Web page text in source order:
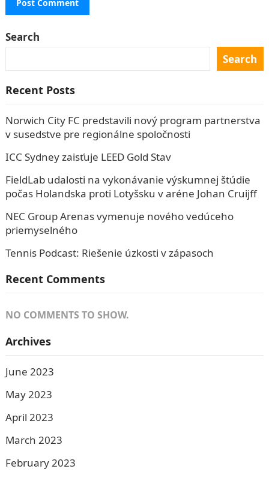
Search
Search
Recent Posts
Norwich City FC predstavili nový program partnerstva
v susedstve pre regionálne spoločnosti
ICC Sydney zaisťuje LEED Gold Stav
FieldLab udalosti na vykonávanie výskumnej štúdie
počas Holandska proti Lotyšsku v aréne Johan Cruijff
NEC Group Arenas vymenuje nového vedúceho
priemyselného
Tennis Podcast: Riešenie úzkosti v zápasoch
Recent Comments
NO COMMENTS TO SHOW.
Archives
June 2023
May 2023
April 2023
March 2023
February 2023